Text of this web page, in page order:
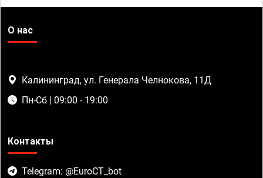
О нас
Калининград, ул. Генерала Челнокова, 11Д
Пн-Сб | 09:00 - 19:00
Контакты
Telegram: @EuroCT_bot